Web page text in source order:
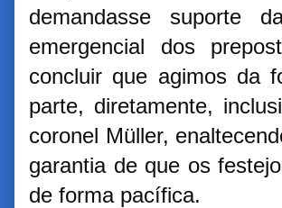
demandasse suporte
emergencial dos
concluir que agimos da
parte, diretamente,
coronel Müller,
garantia de que os
de forma pacífica.